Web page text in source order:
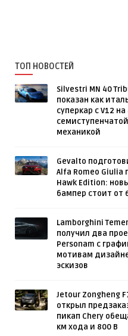
ТОП НОВОСТЕЙ
Silvestri MN 40
показан как
суперкар с V12 на
семиступенчатой
механикой
Gevalto
Alfa Romeo Giulia
Hawk Edition:
бампер стоит от
Lamborghini
получил два
Personam с
мотивам
эскизов
Jetour Zongheng
открыл
пикап Chery
км хода и 800 В